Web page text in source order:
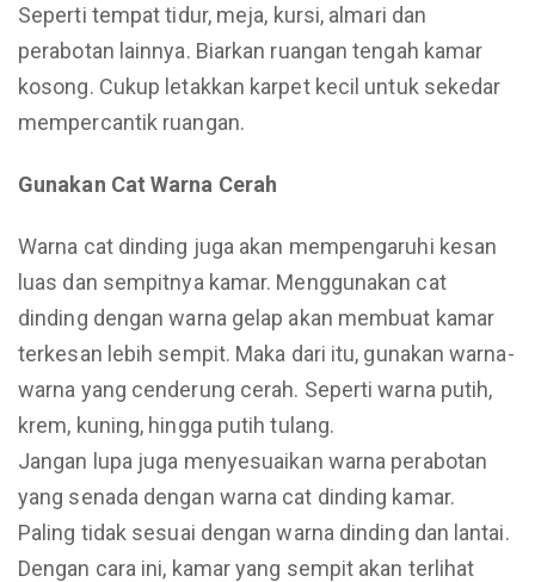
Seperti tempat tidur, meja, kursi, almari dan
perabotan lainnya. Biarkan ruangan tengah kamar
kosong. Cukup letakkan karpet kecil untuk sekedar
mempercantik ruangan.
Gunakan Cat Warna Cerah
Warna cat dinding juga akan mempengaruhi kesan
luas dan sempitnya kamar. Menggunakan cat
dinding dengan warna gelap akan membuat kamar
terkesan lebih sempit. Maka dari itu, gunakan warna-
warna yang cenderung cerah. Seperti warna putih,
krem, kuning, hingga putih tulang.
Jangan lupa juga menyesuaikan warna perabotan
yang senada dengan warna cat dinding kamar.
Paling tidak sesuai dengan warna dinding dan lantai.
Dengan cara ini, kamar yang sempit akan terlihat